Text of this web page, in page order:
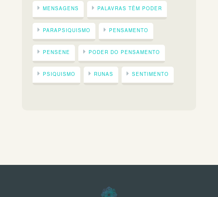
MENSAGENS PALAVRAS TÊM PODER
PARAPSIQUISMO PENSAMENTO
PENSENE PODER DO PENSAMENTO
PSIQUISMO RUNAS SENTIMENTO